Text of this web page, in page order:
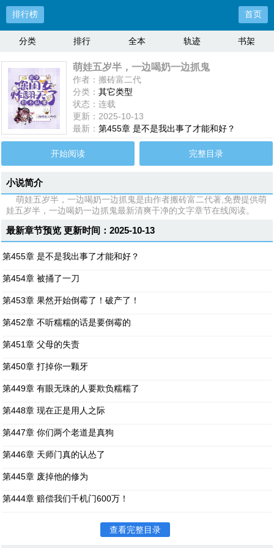
排行榜 首页
分类 排行 全本 轨迹 书架
萌娃五岁半，一边喝奶一边抓鬼
作者：搬砖富二代
分类：其它类型
状态：连载
更新：2025-10-13
最新：第455章 是不是我出事了才能和好？
开始阅读 完整目录
小说简介
萌娃五岁半，一边喝奶一边抓鬼是由作者搬砖富二代著,免费提供萌
娃五岁半，一边喝奶一边抓鬼最新清爽干净的文字章节在线阅读。
最新章节预览 更新时间：2025-10-13
第455章 是不是我出事了才能和好？
第454章 被捅了一刀
第453章 果然开始倒霉了！破产了！
第452章 不听糯糯的话是要倒霉的
第451章 父母的失责
第450章 打掉你一颗牙
第449章 有眼无珠的人要欺负糯糯了
第448章 现在正是用人之际
第447章 你们两个老道是真狗
第446章 天师门真的认怂了
第445章 废掉他的修为
第444章 赔偿我们千机门600万！
查看完整目录